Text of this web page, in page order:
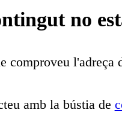
no
comproveu l'adreça
amb la bústia de